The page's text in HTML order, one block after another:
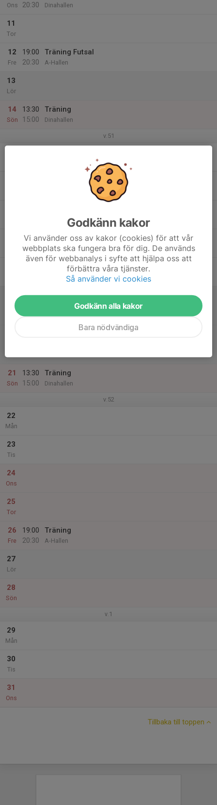
Ons
20:30
Dinahallen
11
Tor
12
Fre
19:00
20:30
Träning Futsal
A-Hallen
13
Lör
14
Sön
13:30
15:00
Träning
Dinahallen
v.51
Dinahallen
Träning Futsal
A-Hallen
Lör
12:00
Match mot IK Sätra
Futsal P-klass 2 (2010)
Vallbacksskolan
Match mot Järbo IF/Sandvikens IF
21
Sön
13:30
15:00
Träning
Dinahallen
v.52
22
Mån
23
Tis
24
Ons
25
Tor
26
Fre
19:00
20:30
Träning
A-Hallen
27
Lör
28
Sön
v.1
29
Mån
30
Tis
31
Ons
Tillbaka till toppen
Godkänn kakor
Vi använder oss av kakor (cookies) för att vår
webbplats ska fungera bra för dig. De används
även för webbanalys i syfte att hjälpa oss att
förbättra våra tjänster.
Så använder vi cookies
Godkänn alla kakor
Bara nödvändiga